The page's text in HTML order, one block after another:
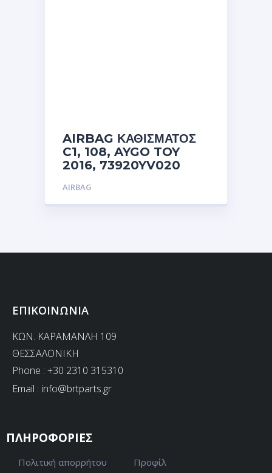
AIRBAG ΚΑΘΙΣΜΑΤΟΣ
C1, 108, AYGO TOY
2016, 73920YV020
AIRBAG
ΕΠΙΚΟΙΝΩΝΙΑ
ΚΩΝ. ΚΑΡΑΜΑΝΛΗ 109
ΘΕΣΣΑΛΟΝΙΚΗ
Phone : +30 2310 315310
Email : info@brtparts.gr
ΠΛΗΡΟΦΟΡΙΕΣ
Πολιτική απορρήτου Προφίλ